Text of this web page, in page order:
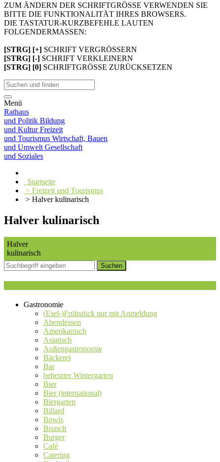
ZUM ÄNDERN DER SCHRIFTGRÖSSE VERWENDEN SIE
BITTE DIE FUNKTIONALITÄT IHRES BROWSERS.
DIE TASTATUR-KURZBEFEHLE LAUTEN
FOLGENDERMASSEN:
[STRG] [+] SCHRIFT VERGRÖSSERN
[STRG] [-] SCHRIFT VERKLEINERN
[STRG] [0] SCHRIFTGRÖSSE ZURÜCKSETZEN
Menü
Rathaus
und Politik Bildung
und KulturFreizeit
und Tourismus Wirtschaft, Bauen
und Umwelt Gesellschaft
und Soziales
Startseite
> Freizeit und Tourismus
> Halver kulinarisch
Halver kulinarisch
Halver
kulinarisch
Gastronomie
(Esel-)Frühstück nur mit Anmeldung
Abendessen
Amerikanisch
Asiatisch
Außengastronomie
Bäckerei
Bar
beheizter Wintergarten
Bier
Bier (international)
Biergarten
Billard
Bowls
Brunch
Burger
Café
Catering